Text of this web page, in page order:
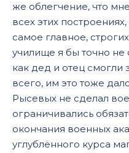
же облегчение, что
всех этих
самое главное,
училище я бы точно не
как дед и отец смогли
всего, им это тоже
Рысевых не сделал
ограничивались
окончания военных
углублённого курса